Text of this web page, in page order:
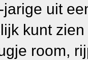
uit
kunt
room,